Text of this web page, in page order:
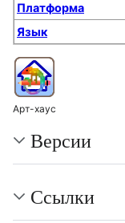
Платформа
Язык
Арт-хаус
Версии
Ссылки